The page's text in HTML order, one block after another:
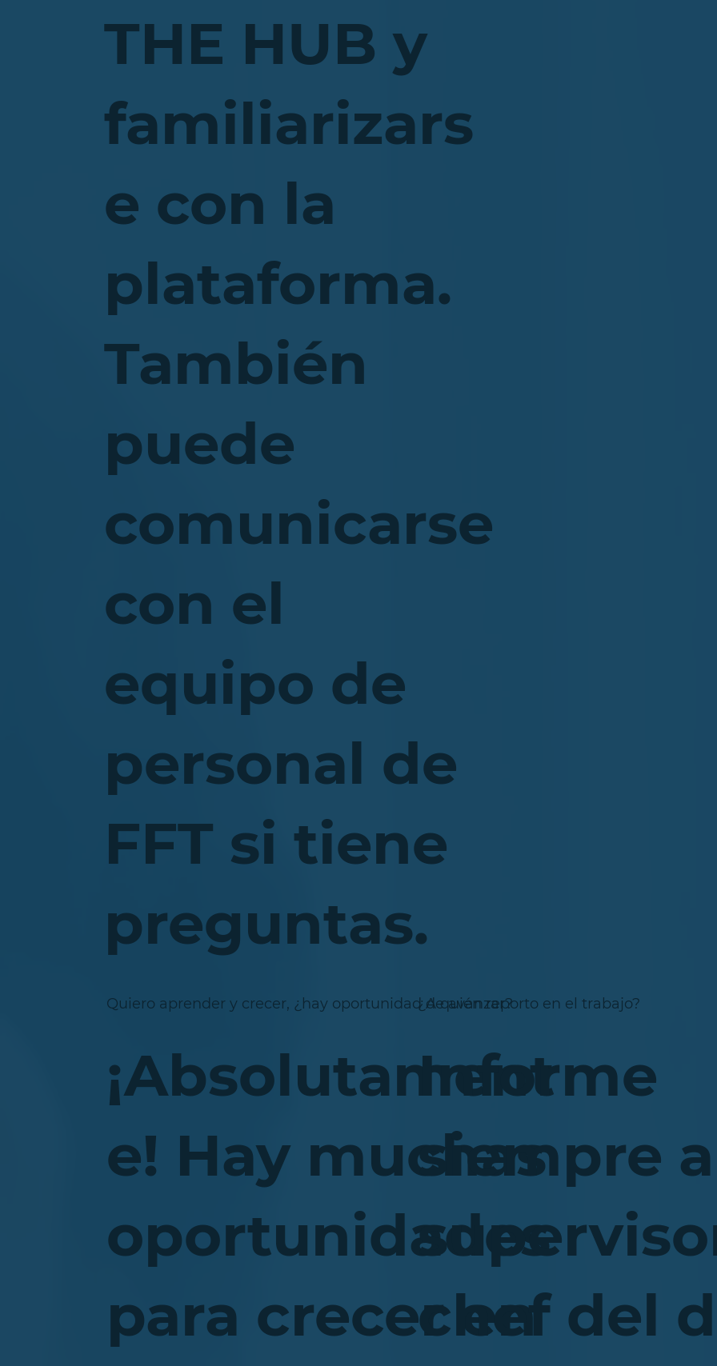
THE HUB y
familiarizars
e con la
plataforma.
También
puede
comunicarse
con el
equipo de
personal de
FFT si tiene
preguntas.
Quiero aprender y crecer, ¿hay oportunidad de avanzar?
¡Absolutament
e! Hay muchas
oportunidades
para crecer en
¿A quién reporto en el trabajo?
Informe
siempre
chef del